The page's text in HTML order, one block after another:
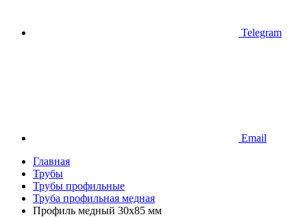
Telegram
Email
Главная
Трубы
Трубы профильные
Труба профильная медная
Профиль медный 30х85 мм